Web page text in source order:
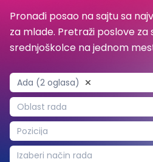
Pronađi posao na sajtu sa
za mlade. Pretraži poslove
srednjoškolce na jednom
Ada (2 oglasa)
Oblast rada
Pozicija
Izaberi način rada